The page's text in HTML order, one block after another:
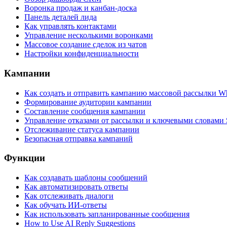
Воронка продаж и канбан-доска
Панель деталей лида
Как управлять контактами
Управление несколькими воронками
Массовое создание сделок из чатов
Настройки конфиденциальности
Кампании
Как создать и отправить кампанию массовой рассылки
Формирование аудитории кампании
Составление сообщения кампании
Управление отказами от рассылки и ключевыми словами
Отслеживание статуса кампании
Безопасная отправка кампаний
Функции
Как создавать шаблоны сообщений
Как автоматизировать ответы
Как отслеживать диалоги
Как обучать ИИ-ответы
Как использовать запланированные сообщения
How to Use AI Reply Suggestions